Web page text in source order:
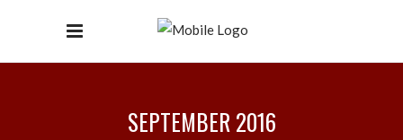
SEPTEMBER 2016